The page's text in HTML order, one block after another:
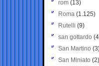
rom (13)
Roma (1.125)
Rutelli (9)
san gottardo
San Martino
San Miniato (2)